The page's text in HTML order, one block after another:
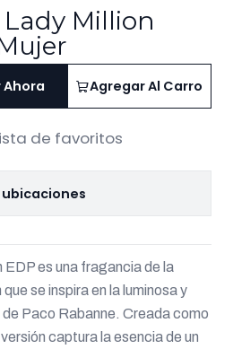
Million
Agregar Al Carro
de favoritos
es una fragancia de la
se inspira en la luminosa y
Paco Rabanne. Creada como
captura la esencia de un